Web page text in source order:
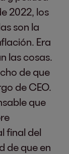
2022, los
son la
Era
las cosas.
de que
de CEO.
que
final del
de que en